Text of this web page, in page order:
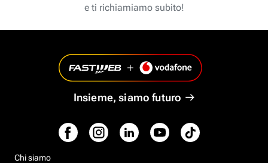
e ti richiamiamo subito!
Insieme, siamo futuro
Chi siamo